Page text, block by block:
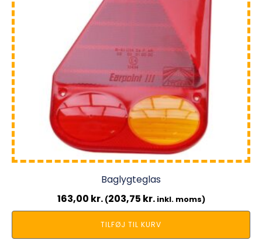
Baglygteglas
163,00 kr. (203,75 kr.inkl. moms)
TILFØJ TIL KURV